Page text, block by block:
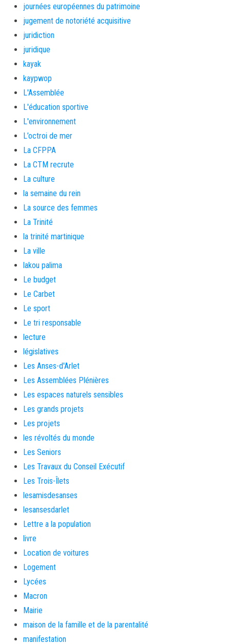
journées européennes du patrimoine
jugement de notoriété acquisitive
juridiction
juridique
kayak
kaypwop
L'Assemblée
L'éducation sportive
L'environnement
L’octroi de mer
La CFPPA
La CTM recrute
La culture
la semaine du rein
La source des femmes
La Trinité
la trinité martinique
La ville
lakou palima
Le budget
Le Carbet
Le sport
Le tri responsable
lecture
législatives
Les Anses-d'Arlet
Les Assemblées Plénières
Les espaces naturels sensibles
Les grands projets
Les projets
les révoltés du monde
Les Seniors
Les Travaux du Conseil Exécutif
Les Trois-Îlets
lesamisdesanses
lesansesdarlet
Lettre a la population
livre
Location de voitures
Logement
Lycées
Macron
Mairie
maison de la famille et de la parentalité
manifestation